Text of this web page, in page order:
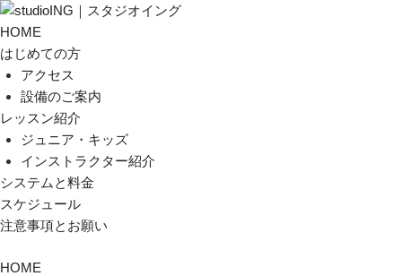
HOME
はじめての方
アクセス
設備のご案内
レッスン紹介
ジュニア・キッズ
インストラクター紹介
システムと料金
スケジュール
注意事項とお願い
HOME